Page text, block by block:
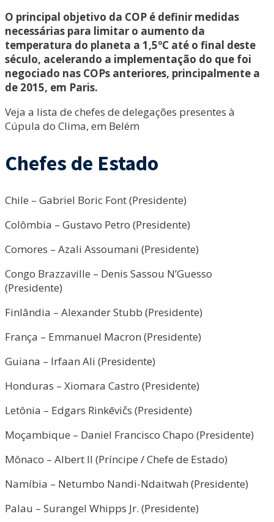
O principal objetivo da COP é definir medidas
necessárias para limitar o aumento da
temperatura do planeta a 1,5ºC até o final deste
século, acelerando a implementação do que foi
negociado nas COPs anteriores, principalmente a
de 2015, em Paris.
Veja a lista de chefes de delegações presentes à
Cúpula do Clima, em Belém
Chefes de Estado
Chile – Gabriel Boric Font (Presidente)
Colômbia – Gustavo Petro (Presidente)
Comores – Azali Assoumani (Presidente)
Congo Brazzaville – Denis Sassou N’Guesso
(Presidente)
Finlândia – Alexander Stubb (Presidente)
França – Emmanuel Macron (Presidente)
Guiana – Irfaan Ali (Presidente)
Honduras – Xiomara Castro (Presidente)
Letônia – Edgars Rinkēvičs (Presidente)
Moçambique – Daniel Francisco Chapo (Presidente)
Mônaco – Albert II (Príncipe / Chefe de Estado)
Namíbia – Netumbo Nandi-Ndaitwah (Presidente)
Palau – Surangel Whipps Jr. (Presidente)